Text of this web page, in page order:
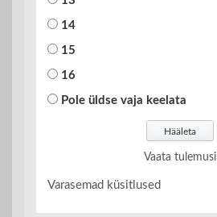
14
15
16
Pole üldse vaja keelata
Vaata tulemusi
Varasemad küsitlused